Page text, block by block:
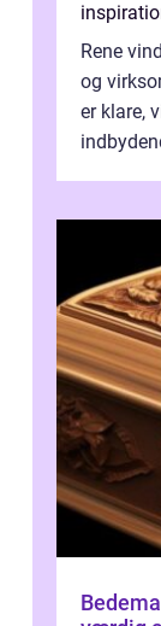
Rene
og
er klare,
Bedemand